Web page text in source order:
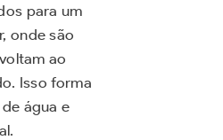
para um
onde são
ao
Isso forma
água e